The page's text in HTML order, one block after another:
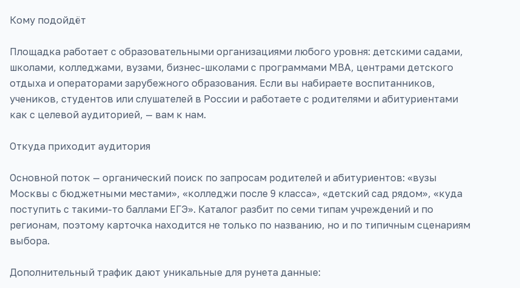
Кому подойдёт
Площадка работает с образовательными организациями любого уровня: детскими садами,
школами, колледжами, вузами, бизнес-школами с программами MBA, центрами детского
отдыха и операторами зарубежного образования. Если вы набираете воспитанников,
учеников, студентов или слушателей в России и работаете с родителями и абитуриентами
как с целевой аудиторией, — вам к нам.
Откуда приходит аудитория
Основной поток — органический поиск по запросам родителей и абитуриентов: «вузы
Москвы с бюджетными местами», «колледжи после 9 класса», «детский сад рядом», «куда
поступить с такими-то баллами ЕГЭ». Каталог разбит по семи типам учреждений и по
регионам, поэтому карточка находится не только по названию, но и по типичным сценариям
выбора.
Дополнительный трафик дают уникальные для рунета данные: